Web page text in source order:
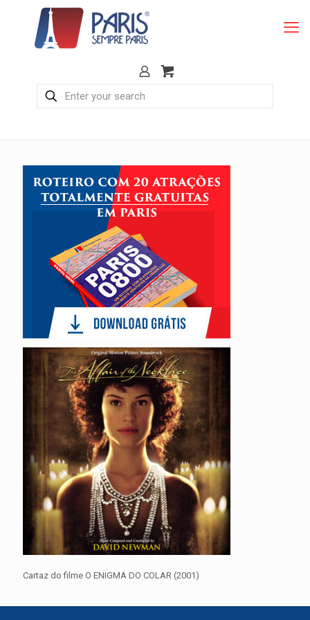
Cartaz do filme O ENIGMA DO COLAR (2001)